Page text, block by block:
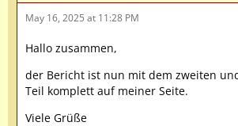
May 16, 2025 at 11:28 PM
Hallo zusammen,
der Bericht ist nun mit dem zweiten
Teil komplett auf meiner Seite.
Viele Grüße